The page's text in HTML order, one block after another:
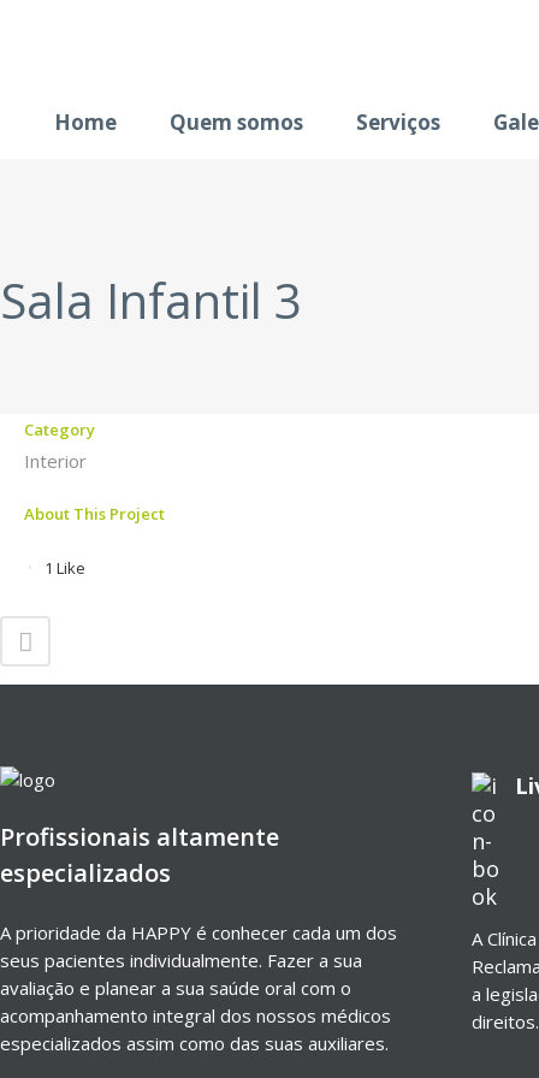
Home Quem somos Serviços
Sala Infantil 3
Category
Interior
About This Project
1 Like
Profissionais altamente
especializados
A prioridade da HAPPY é conhecer cada um dos
seus pacientes individualmente. Fazer a sua
avaliação e planear a sua saúde oral com o
acompanhamento integral dos nossos médicos
especializados assim como das suas auxiliares.
A
a
direitos.